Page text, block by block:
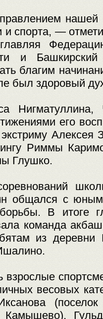
нашей
и спорта, —
и Башкирский
благим
был здоровый
Нигматуллина,
его
Алексея
Риммы
Глушко.
общался с
В итоге
команда
из
взрослые
весовых